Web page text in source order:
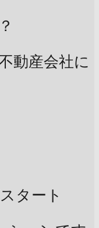
動産会社に
タート